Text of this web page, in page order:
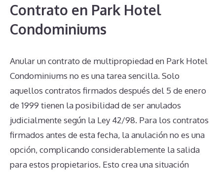
Contrato en Park Hotel
Condominiums
Anular un contrato de multipropiedad en Park Hotel
Condominiums no es una tarea sencilla. Solo
aquellos contratos firmados después del 5 de enero
de 1999 tienen la posibilidad de ser anulados
judicialmente según la Ley 42/98. Para los contratos
firmados antes de esta fecha, la anulación no es una
opción, complicando considerablemente la salida
para estos propietarios. Esto crea una situación